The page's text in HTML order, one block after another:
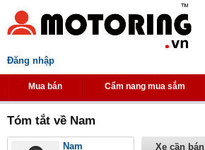
Đăng nhập
Mua bán Cẩm nang mua sắm
Tóm tắt về Nam
Nam Xe cần bán